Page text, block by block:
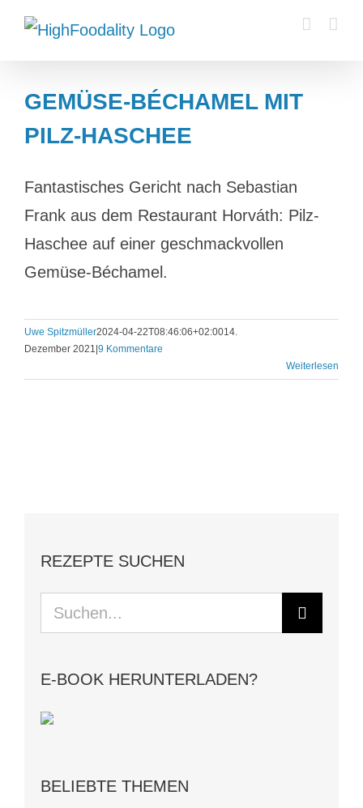
Zum
Inhalt
GEMÜSE-BÉCHAMEL MIT
PILZ-HASCHEE
Fantastisches Gericht nach Sebastian
Frank aus dem Restaurant Horváth: Pilz-
Haschee auf einer geschmackvollen
Gemüse-Béchamel.
Uwe Spitzmüller2024-04-22T08:46:06+02:0014.
Dezember 2021 9 Kommentare
Weiterlesen
REZEPTE SUCHEN
Suche
nach:
E-BOOK HERUNTERLADEN?
BELIEBTE THEMEN